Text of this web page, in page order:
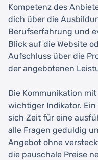
Kompetenz des
dich über die
Berufserfahrung und
Blick auf die Website
Aufschluss über die
der angebotenen
Die Kommunikation
wichtiger Indikator.
sich Zeit für eine
alle Fragen geduldig
Angebot ohne
die pauschale Preise